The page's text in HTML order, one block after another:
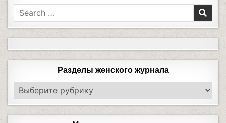
Разделы женского журнала